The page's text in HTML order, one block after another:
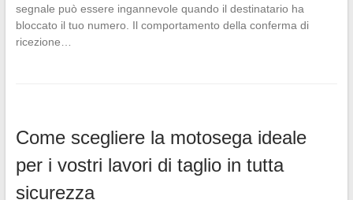
segnale può essere ingannevole quando il destinatario ha
bloccato il tuo numero. Il comportamento della conferma di
ricezione…
Come scegliere la motosega ideale
per i vostri lavori di taglio in tutta
sicurezza